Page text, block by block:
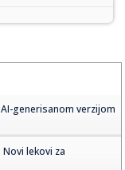
generisanom verzijom
lekovi za